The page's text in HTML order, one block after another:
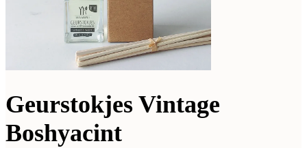
Geurstokjes Vintage
Boshyacint